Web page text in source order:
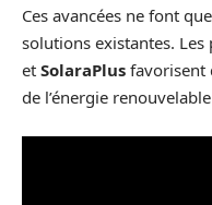
Ces avancées ne font
solutions existantes.
et SolaraPlus favorisent
de l’énergie